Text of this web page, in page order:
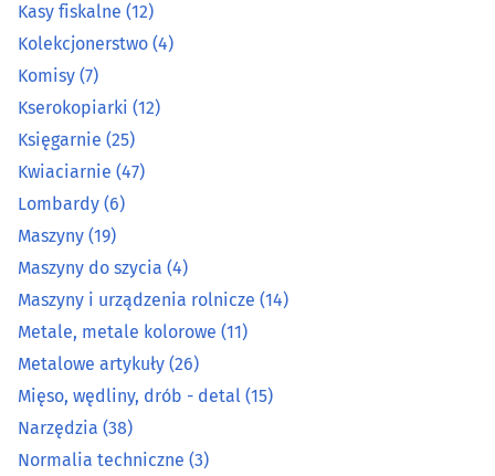
Kasy fiskalne (12)
Kolekcjonerstwo
(7)
Kserokopiarki(12)
Księgarnie(25)
Kwiaciarnie(47)
Maszyny(19)
Maszyny do szycia(4)
Kasy fiskalne (12)
Kolekcjonerstwo (4)
Komisy (7)
Kserokopiarki (12)
Księgarnie (25)
Kwiaciarnie (47)
Lombardy (6)
Maszyny (19)
Maszyny do szycia (4)
Maszyny i urządzenia rolnicze (14)
Metale, metale kolorowe (11)
Metalowe artykuły (26)
Mięso, wędliny, drób - detal (15)
Narzędzia (38)
Normalia techniczne (3)